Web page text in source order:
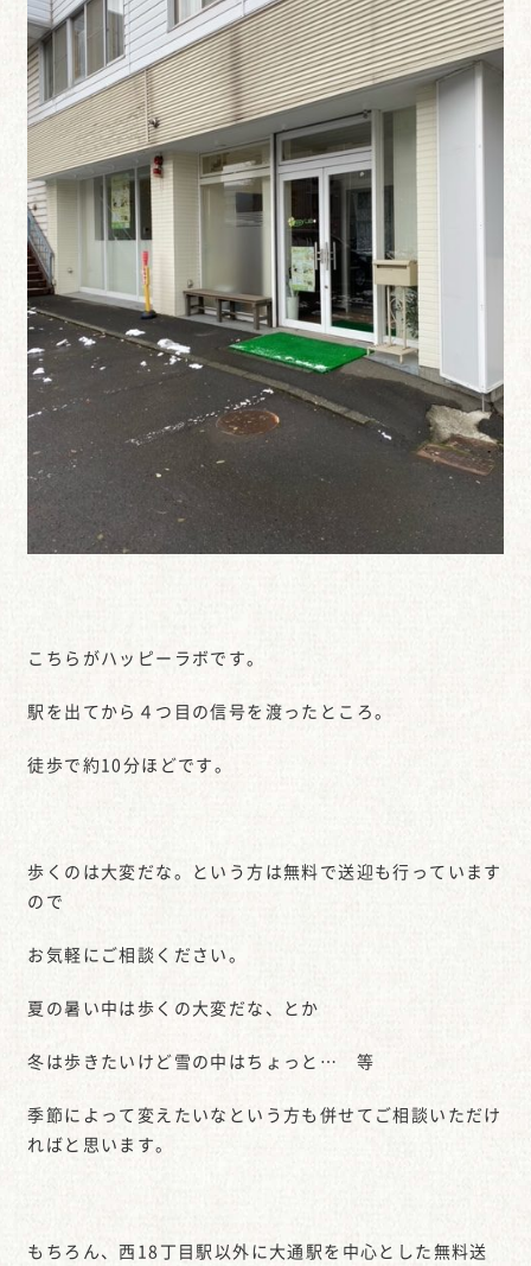
こちらがハッピーラボです。
駅を出てから４つ目の信号を渡ったところ。
徒歩で約10分ほどです。
歩くのは大変だな。という方は無料で送迎も行っています
ので
お気軽にご相談ください。
夏の暑い中は歩くの大変だな、とか
冬は歩きたいけど雪の中はちょっと… 等
季節によって変えたいなという方も併せてご相談いただけ
ればと思います。
もちろん、西18丁目駅以外に大通駅を中心とした無料送